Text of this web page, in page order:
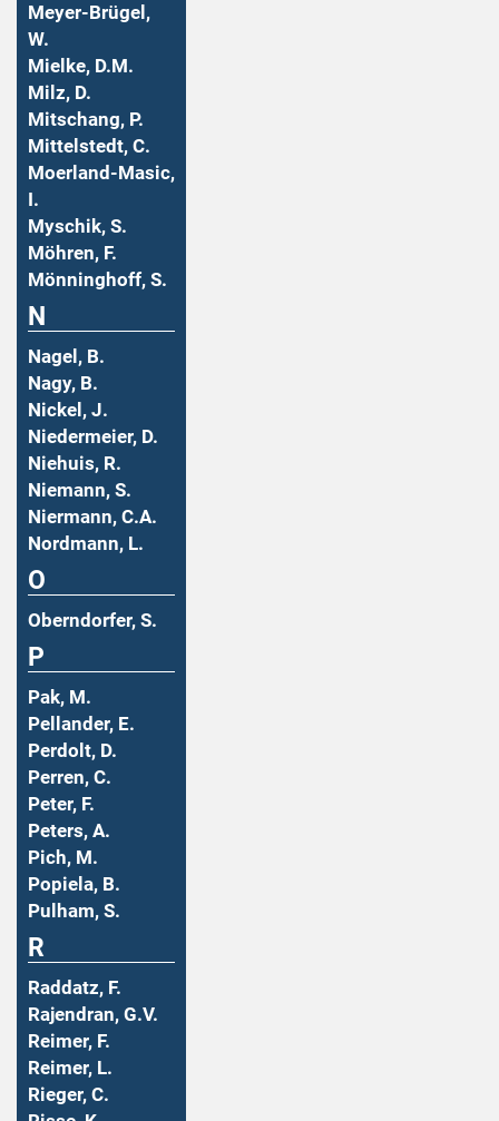
Meyer-Brügel,
W.
Mielke, D.M.
Milz, D.
Mitschang, P.
Mittelstedt, C.
Moerland-Masic,
I.
Myschik, S.
Möhren, F.
Mönninghoff, S.
N
Nagel, B.
Nagy, B.
Nickel, J.
Niedermeier, D.
Niehuis, R.
Niemann, S.
Niermann, C.A.
Nordmann, L.
O
Oberndorfer, S.
P
Pak, M.
Pellander, E.
Perdolt, D.
Perren, C.
Peter, F.
Peters, A.
Pich, M.
Popiela, B.
Pulham, S.
R
Raddatz, F.
Rajendran, G.V.
Reimer, F.
Reimer, L.
Rieger, C.